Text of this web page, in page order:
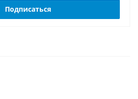
Подписаться